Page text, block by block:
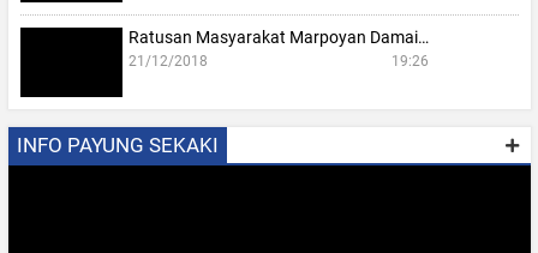
Ratusan Masyarakat Marpoyan Damai…
21/12/2018 19:26
INFO PAYUNG SEKAKI